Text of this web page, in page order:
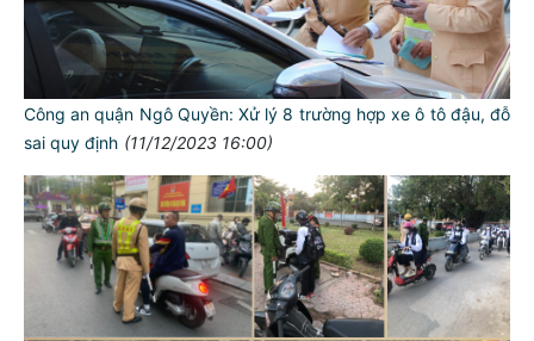
Công an quận Ngô Quyền: Xử lý 8 trường hợp xe ô tô đậu, đỗ
sai quy định (11/12/2023 16:00)